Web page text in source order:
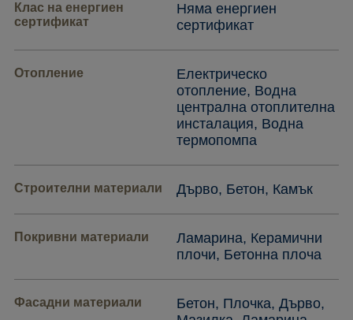
Клас на енергиен
сертификат
Няма енергиен
сертификат
Отопление
Електрическо
отопление, Водна
централна отоплителна
инсталация, Водна
термопомпа
Строителни материали Дърво, Бетон, Камък
Покривни материали
Ламарина, Керамични
плочи, Бетонна плоча
Фасадни материали
Бетон, Плочка, Дърво,